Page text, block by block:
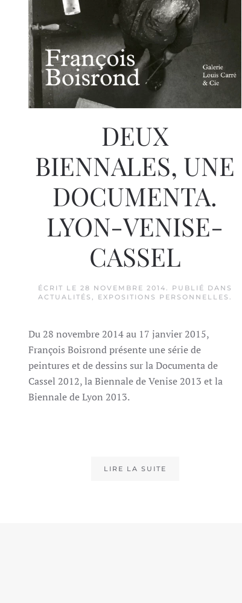
DEUX
BIENNALES, UNE
DOCUMENTA.
LYON-VENISE-
CASSEL
ÉCRIT LE 28 NOVEMBRE 2014
. PUBLIÉ DANS
ACTUALITÉS
EXPOSITIONS PERSONNELLES
Du 28 novembre 2014 au 17 janvier 2015,
François Boisrond présente une série de
peintures et de dessins sur la Documenta de
Cassel 2012, la Biennale de Venise 2013 et la
Biennale de Lyon 2013.
LIRE LA SUITE